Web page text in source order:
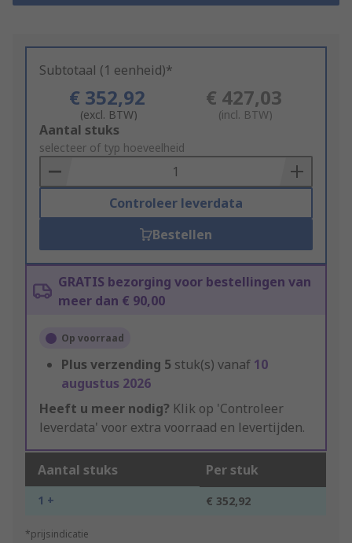
Subtotaal (1 eenheid)*
€ 352,92
(excl. BTW)
€ 427,03
(incl. BTW)
Add
to
Basket
Aantal stuks
selecteer of typ hoeveelheid
Controleer leverdata
Bestellen
GRATIS bezorging voor bestellingen van
meer dan € 90,00
Op voorraad
Plus verzending 5 stuk(s) vanaf 10
augustus 2026
Heeft u meer nodig? Klik op 'Controleer
leverdata' voor extra voorraad en levertijden.
Aantal stuks Per stuk
1 + € 352,92
*prijsindicatie